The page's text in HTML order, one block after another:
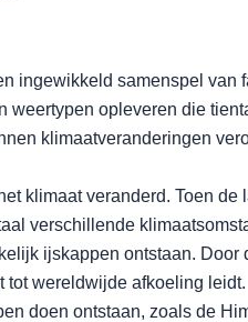
ingewikkeld samenspel van
weertypen opleveren die
klimaatveranderingen
klimaat veranderd. Toen de
verschillende
ijskappen ontstaan.
tot wereldwijde afkoeling leidt.
doen ontstaan, zoals de